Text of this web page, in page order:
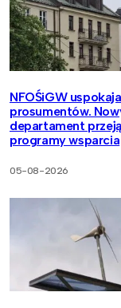
NFOŚiGW uspokaja
prosumentów.
departament
programy wsparcia
05-08-2026